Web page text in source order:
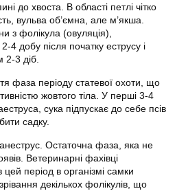
до хвоста. В області петлі чітко
вульва об’ємна, але м’якша.
з фолікула (овуляція),
4 добу після початку еструсу і
2-3 діб.
фаза періоду статевої охоти, що
жовтого тіла. У перші 3-4
сука підпускає до себе псів
садку.
Остаточна фаза, яка не
Ветеринарні фахівці
період в організмі самки
декількох фолікулів, що